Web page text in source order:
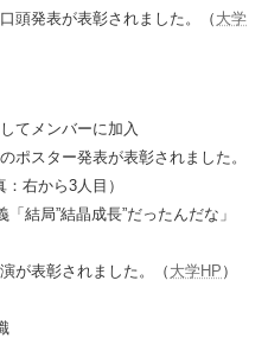
頭発表が表彰されました。（ 大学
てメンバーに加入
スター発表が表彰されました。
右から3人目）
結局”結晶成長”だったんだな」
が表彰されました。（ 大学HP ）